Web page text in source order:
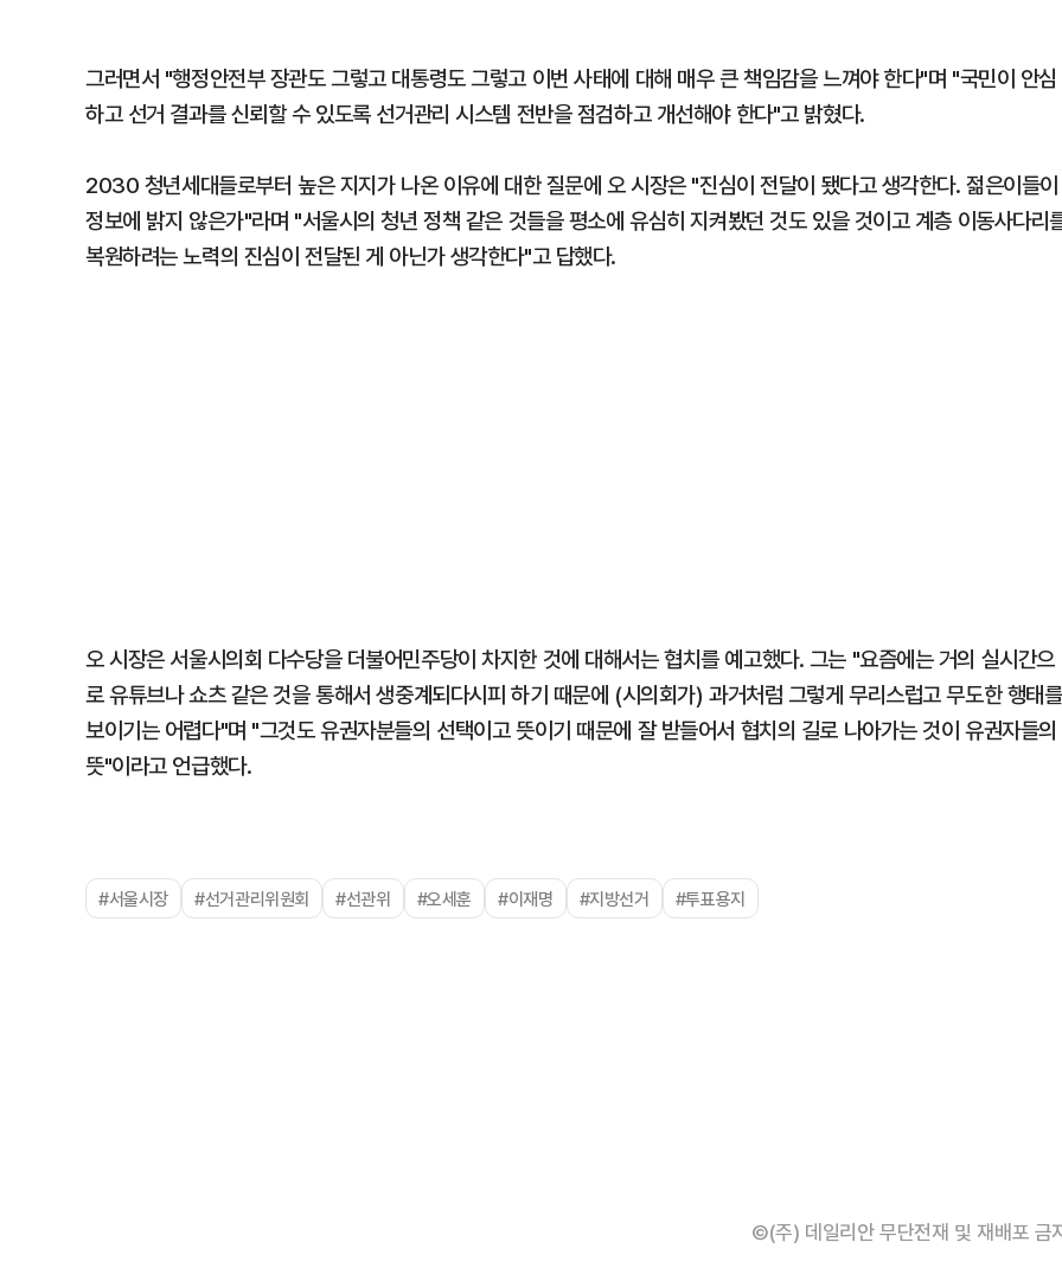
그러면서 "행정안전부 장관도 그렇고 대통령도 그렇고 이번 사태에 대해 매우 큰 책임감을 느껴야 한다"며 "국민이 안심
하고 선거 결과를 신뢰할 수 있도록 선거관리 시스템 전반을 점검하고 개선해야 한다"고 밝혔다.
2030 청년세대들로부터 높은 지지가 나온 이유에 대한 질문에 오 시장은 "진심이 전달이 됐다고 생각한다. 젊은이들이
정보에 밝지 않은가"라며 "서울시의 청년 정책 같은 것들을 평소에 유심히 지켜봤던 것도 있을 것이고 계층 이동사다리
복원하려는 노력의 진심이 전달된 게 아닌가 생각한다"고 답했다.
오 시장은 서울시의회 다수당을 더불어민주당이 차지한 것에 대해서는 협치를 예고했다. 그는 "요즘에는 거의 실시간으
로 유튜브나 쇼츠 같은 것을 통해서 생중계되다시피 하기 때문에 (시의회가) 과거처럼 그렇게 무리스럽고 무도한 행태를
보이기는 어렵다"며 "그것도 유권자분들의 선택이고 뜻이기 때문에 잘 받들어서 협치의 길로 나아가는 것이 유권자들의
뜻"이라고 언급했다.
#서울시장 #선거관리위원회 #선관위 #오세훈 #이재명 #지방선거 #투표용지
©(주) 데일리안 무단전재 및 재배포 금